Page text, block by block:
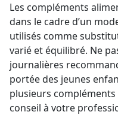
Les compléments
dans le cadre d’un
utilisés comme
varié et équilibré. Ne
journalières
portée des jeunes
plusieurs
conseil à votre